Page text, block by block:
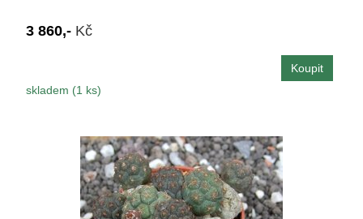
3 860,- Kč
skladem (1 ks)